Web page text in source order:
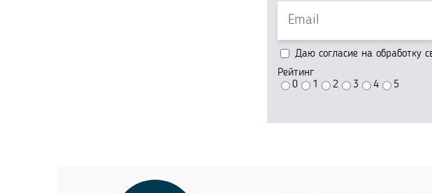
Даю согласие на обработку
Рейтинг
0
1 2 3 4 5